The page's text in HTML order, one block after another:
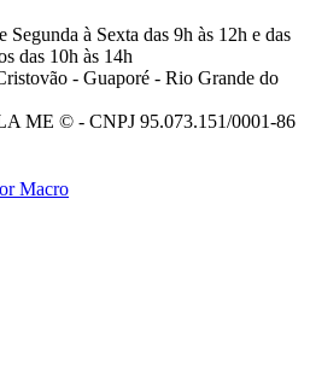
Segunda à Sexta das 9h às 12h e das
das 10h às 14h
- Guaporé - Rio Grande do
ME © - CNPJ 95.073.151/0001-86
Macro